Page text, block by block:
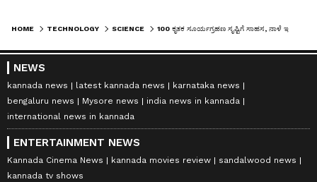
HOME TECHNOLOGY SCIENCE
NEWS
kannada news latest kannada news
karnataka news
bengaluru news
Mysore news
india news in kannada
international news in kannada
ENTERTAINMENT NEWS
Kannada Cinema News kannada movies review
sandalwood news
kannada tv shows